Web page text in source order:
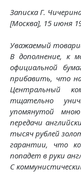
Записка Г.
[Москва], 15 июня
Уважаемый
В дополнение, к
официальной
прибавить, что
Центральный
тщательно
упомянутой
передачи
тысяч рублей
гарантии, что
попадет в руки
С